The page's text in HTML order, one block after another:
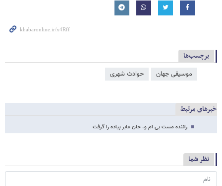
برچسب‌ها
موسیقی جهان حوادث شهری
خبرهای مرتبط
راننده مست بی ام و، جان عابر پیاده را گرفت
نظر شما